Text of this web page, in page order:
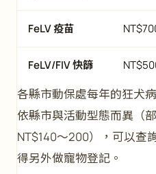
FeLV 疫苗
FeLV/FIV 快篩
各縣市動保處每年的狂犬
依縣市與活動型態而異（
NT$140～200），可以查
得另外做寵物登記。